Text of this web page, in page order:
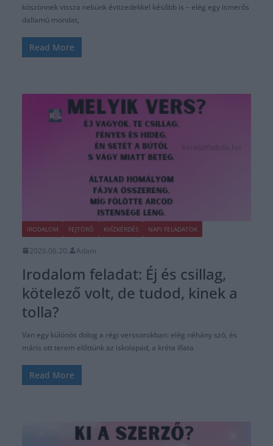
köszönnek vissza nekünk évtizedekkel később is – elég egy ismerős
dallamú mondat,
Read More
IRODALOM FEJTÖRŐ KVÍZKÉRDÉS NAPI FELADATOK
2026.06.20. Adam
Irodalom feladat: Éj és csillag,
kötelező volt, de tudod, kinek a
tolla?
Van egy különös dolog a régi verssorokban: elég néhány szó, és
máris ott terem előttünk az iskolapad, a kréta illata
Read More